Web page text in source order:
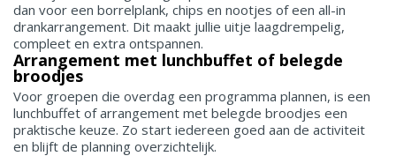
dan voor een borrelplank, chips en nootjes of een all-in
drankarrangement. Dit maakt jullie uitje laagdrempelig,
compleet en extra ontspannen.
Arrangement met lunchbuffet of belegde
broodjes
Voor groepen die overdag een programma plannen, is een
lunchbuffet of arrangement met belegde broodjes een
praktische keuze. Zo start iedereen goed aan de activiteit
en blijft de planning overzichtelijk.